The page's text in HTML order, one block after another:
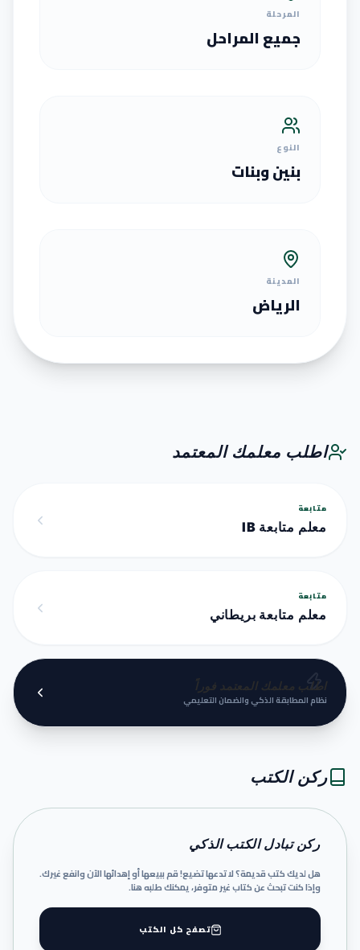
المرحلة
جميع المراحل
النوع
بنين وبنات
المدينة
الرياض
اطلب معلمك المعتمد
متابعة
معلم متابعة IB
متابعة
معلم متابعة بريطاني
اطلب معلمك المعتمد فوراً
نظام المطابقة الذكي والضمان التعليمي
ركن الكتب
ركن تبادل الكتب الذكي
هل لديك كتب قديمة؟ لا تدعها تضيع! قم ببيعها أو إهدائها الآن وانفع غيرك.
وإذا كنت تبحث عن كتاب غير متوفر، يمكنك طلبه هنا.
تصفح كل الكتب